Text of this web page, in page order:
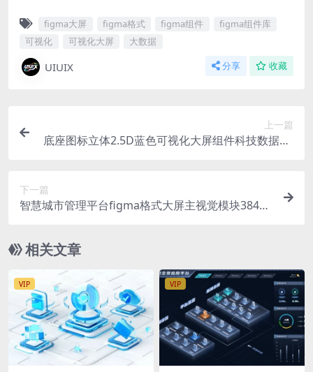
figma大屏 figma格式 figma组件
figma组件库
可视化
可视化大屏 大数据
UIUIX 分享 收藏
上一篇
底座图标立体2.5D蓝色可视化大屏组件科技数据fig
下一篇
智慧城市管理平台figma格式大屏主视觉模块3840X
相关文章
VIP VIP